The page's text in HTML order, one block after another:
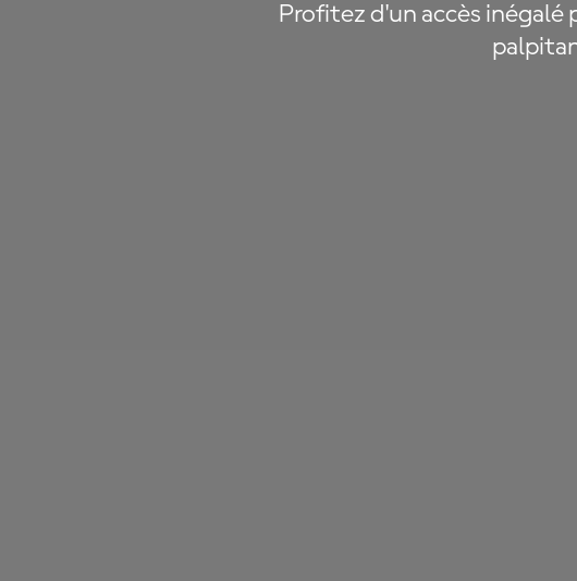
Profitez d'un accès inégalé